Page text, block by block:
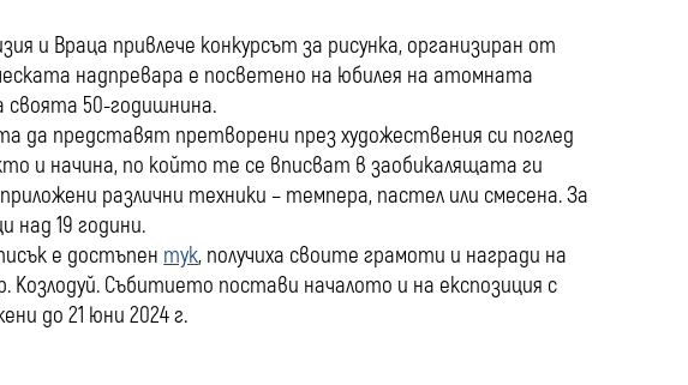
и Враца привлече конкурсът за рисунка, организиран от
надпревара е посветено на юбилея на атомната
своята 50-годишнина.
да представят претворени през художествения си поглед
и начина, по който те се вписват в заобикалящата ги
различни техники – темпера, пастел или смесена. За
над 19 години.
е достъпен тук, получиха своите грамоти и награди на
Козлодуй. Събитието постави началото и на експозиция с
до 21 юни 2024 г.